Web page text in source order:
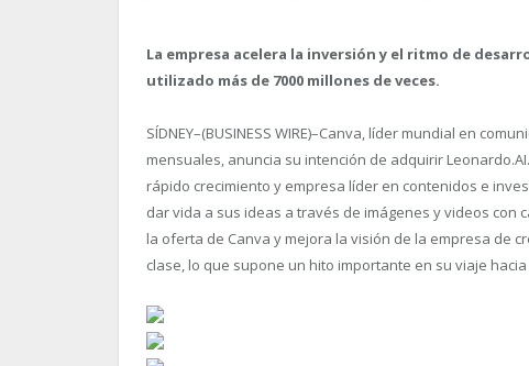
La empresa acelera la inversión y el ritmo de
utilizado más de 7000 millones de veces.
SÍDNEY–(BUSINESS WIRE)–Canva, líder mundial en
mensuales, anuncia su intención de adquirir
rápido crecimiento y empresa líder en contenidos e
dar vida a sus ideas a través de imágenes y videos con
la oferta de Canva y mejora la visión de la empresa de
clase, lo que supone un hito importante en su viaje hacia